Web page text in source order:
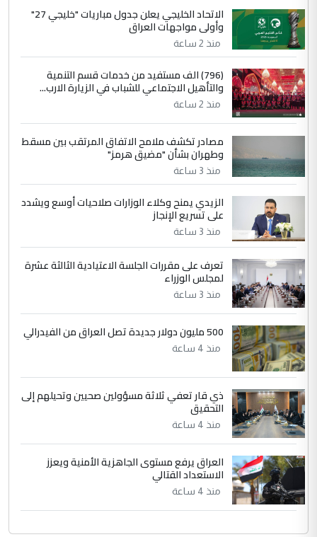
الموضوع :
الجواهري يرد على صدام حسين سل
مضجعيك يابن الزنا (نص كامل)
سردار
التعليق : واحد من عصابة علي ماما يسقط
جنسية الرافد الثالث للعراق ومن اصول عريقة
ابا فرات ...
الجواهري يرد على صدام حسين سل
مضجعيك يابن الزنا (نص كامل)
5
التعليق : تحياتي لك استاذ حامدتركان. كلام
دقيق ومسؤول؛ فالاستثمار الحقيقي للإنسان
الموضوع :
بين الإهمال واغتصاب الأرض.. بلاد
الرافدين تعاني الجفاف والتصحر!!
الاتحاد الخليجي يعلن جدول مباريات "خليجي 27"
وأولى مواجهات العراق
منذ 2 ساعة
(796) الف مستفيد من خدمات قسم التنمية
والتأهيل الاجتماعي للشباب في الزيارة الارب...
منذ 2 ساعة
مصادر تكشف ملامح الاتفاق المرتقب بين مسقط
وطهران بشأن "مضيق هرمز"
منذ 3 ساعة
الزيدي يمنح وكلاء الوزارات صلاحيات أوسع ويشدد
على تسريع الإنجاز
منذ 3 ساعة
تعرف على مقررات الجلسة الاعتيادية الثالثة عشرة
لمجلس الوزراء
منذ 3 ساعة
500 مليون دولار جديدة تصل العراق من الفيدرالي
منذ 4 ساعة
ذي قار تعفي ثلاثة مسؤولين صحيين وتحيلهم إلى
التحقيق
منذ 4 ساعة
العراق يرفع مستوى الجاهزية الأمنية ويعزز
الاستعداد القتالي
منذ 4 ساعة